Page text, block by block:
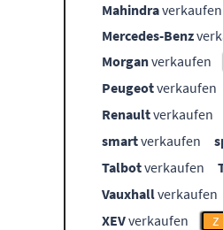
Mahindraverkaufen
Mercedes-Benz
Morganverkaufen
Peugeotverkaufen
Renaultverkaufen
smartverkaufen
Talbotverkaufen
Vauxhallverkaufen
XEVverkaufen Z